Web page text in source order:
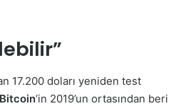
17.200 doları yeniden test
Bitcoin‘in 2019’un ortasından beri